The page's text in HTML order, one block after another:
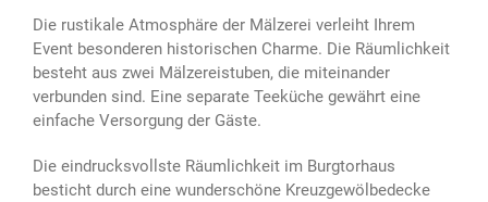
Die rustikale Atmosphäre der Mälzerei verleiht Ihrem
Event besonderen historischen Charme. Die Räumlichkeit
besteht aus zwei Mälzereistuben, die miteinander
verbunden sind. Eine separate Teeküche gewährt eine
einfache Versorgung der Gäste.
Die eindrucksvollste Räumlichkeit im Burgtorhaus
besticht durch eine wunderschöne Kreuzgewölbedecke